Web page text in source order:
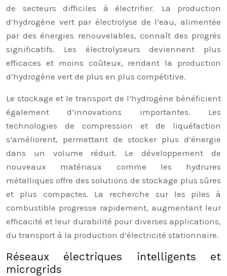
de secteurs difficiles à électrifier. La production
d’hydrogène vert par électrolyse de l’eau, alimentée
par des énergies renouvelables, connaît des progrès
significatifs. Les électrolyseurs deviennent plus
efficaces et moins coûteux, rendant la production
d’hydrogène vert de plus en plus compétitive.
Le stockage et le transport de l’hydrogène bénéficient
également d’innovations importantes. Les
technologies de compression et de liquéfaction
s’améliorent, permettant de stocker plus d’énergie
dans un volume réduit. Le développement de
nouveaux matériaux comme les hydrures
métalliques offre des solutions de stockage plus sûres
et plus compactes. La recherche sur les piles à
combustible progresse rapidement, augmentant leur
efficacité et leur durabilité pour diverses applications,
du transport à la production d’électricité stationnaire.
Réseaux électriques intelligents et
microgrids